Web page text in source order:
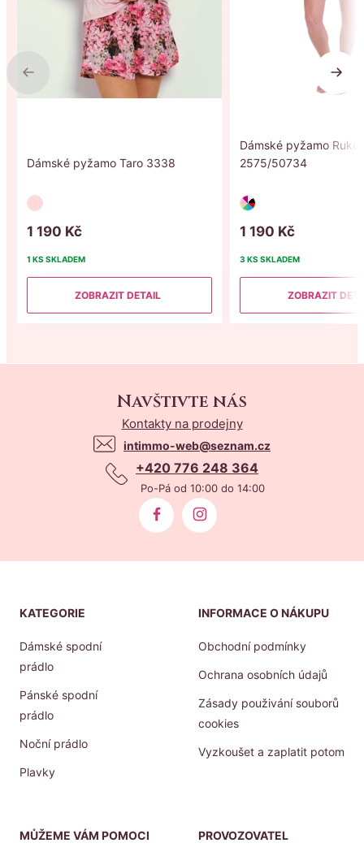
Dámské pyžamo Taro 3338
1 190 Kč
1 KS SKLADEM
ZOBRAZIT DETAIL
Dámské pyžamo Ruko
2575/50734
1 190 Kč
3 KS SKLADEM
ZOBRAZIT
Previous Next
Navštivte nás
Kontakty na prodejny
intimmo-web@seznam.cz
+420 776 248 364
Po-Pá od 10:00 do 14:00
KATEGORIE
Dámské spodní
prádlo
Pánské spodní
prádlo
Noční prádlo
Plavky
INFORMACE O NÁKUPU
Obchodní podmínky
Ochrana osobních údajů
Zásady použivání souborů
cookies
Vyzkoušet a zaplatit potom
MŮŽEME VÁM POMOCI PROVOZOVATEL